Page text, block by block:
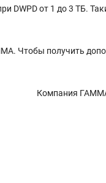
DWPD от 1 до 3 ТБ.
Чтобы получить
Компания